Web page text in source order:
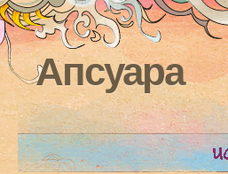
Апсуара